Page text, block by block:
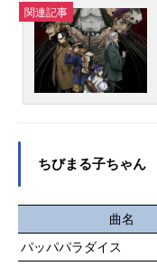
関連記事
ちびまる子ちゃん
曲名
パッパパラダイス